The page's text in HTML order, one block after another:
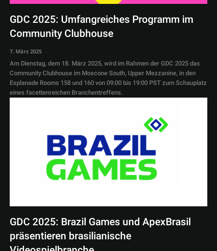
GDC 2025: Umfangreiches Programm im
Community Clubhouse
7. März 2025
Am Dienstag, dem 18. März 2025, wird im Rahmen der GDC 2025 das
Community Clubhouse im Moscone South, Upper Mezzanine, in den
Esplanade Rooms 158 und 160 von 09:00 bis 19:00 PST zum Schauplatz
eines facettenreichen Branchentreffens.
GDC 2025: Brazil Games und ApexBrasil
präsentieren brasilianische